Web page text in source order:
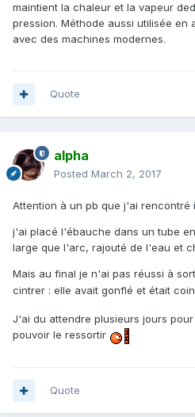
maintient la chaleur et la vapeur
pression. Méthode aussi utilisée en
avec des machines modernes.
Quote
alpha
Posted March 2, 2017
Attention à un pb que j'ai rencontré
j'ai placé l'ébauche dans un tube
large que l'arc, rajouté de l'eau et
Mais au final je n'ai pas réussi à
cintrer : elle avait gonflé et était
J'ai du attendre plusieurs jours
pouvoir le ressortir
Quote